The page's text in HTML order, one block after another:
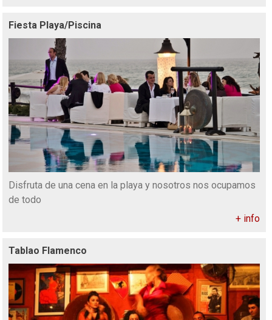
Fiesta Playa/Piscina
Disfruta de una cena en la playa y nosotros nos ocupamos
de todo
+ info
Tablao Flamenco